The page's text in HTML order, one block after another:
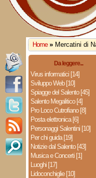
Home » Mercatini di
Da leggere...
Virus informatici [14]
Sviluppo Web [10]
Spiagge del Salento [45]
Salento Megalitico [4]
Pro Loco Cutrofiano [8]
Posta elettronica [6]
Personaggi Salentini [10]
Per chi guida [19]
Notizie dal Salento [43]
Musica e Concerti [1]
Luoghi [17]
Lidoconchiglie [10]